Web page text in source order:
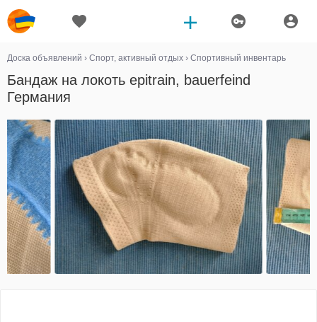
Доска объявлений › Спорт, активный отдых › Спортивный инвентарь
Бандаж на локоть epitrain, bauerfeind
Германия